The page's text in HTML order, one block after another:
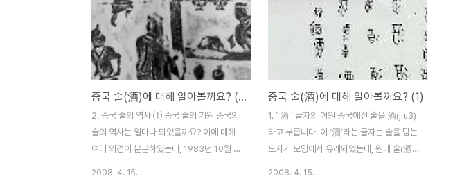
중국 술(酒)에 대해 알아볼까요? (2)
2. 중국 술의 역사 ⑴ 중국 술의 기원 중국의
술의 역사는 얼마나 되었을까요? 이에 대해
여러 의견이 분분하였는데, 1983년 10월 섬
2008. 4. 15.
중국 술(酒)에 대해 알아볼까요? (1)
1. ‘ 酒 ’ 글자의 어원 중국에선 술을 酒(jiu3)
라고 부릅니다. 이 ‘酒’라는 글자는 술을 담는
도자기 모양에서 유래되었는데, 원래 술(酒)
2008. 4. 15.